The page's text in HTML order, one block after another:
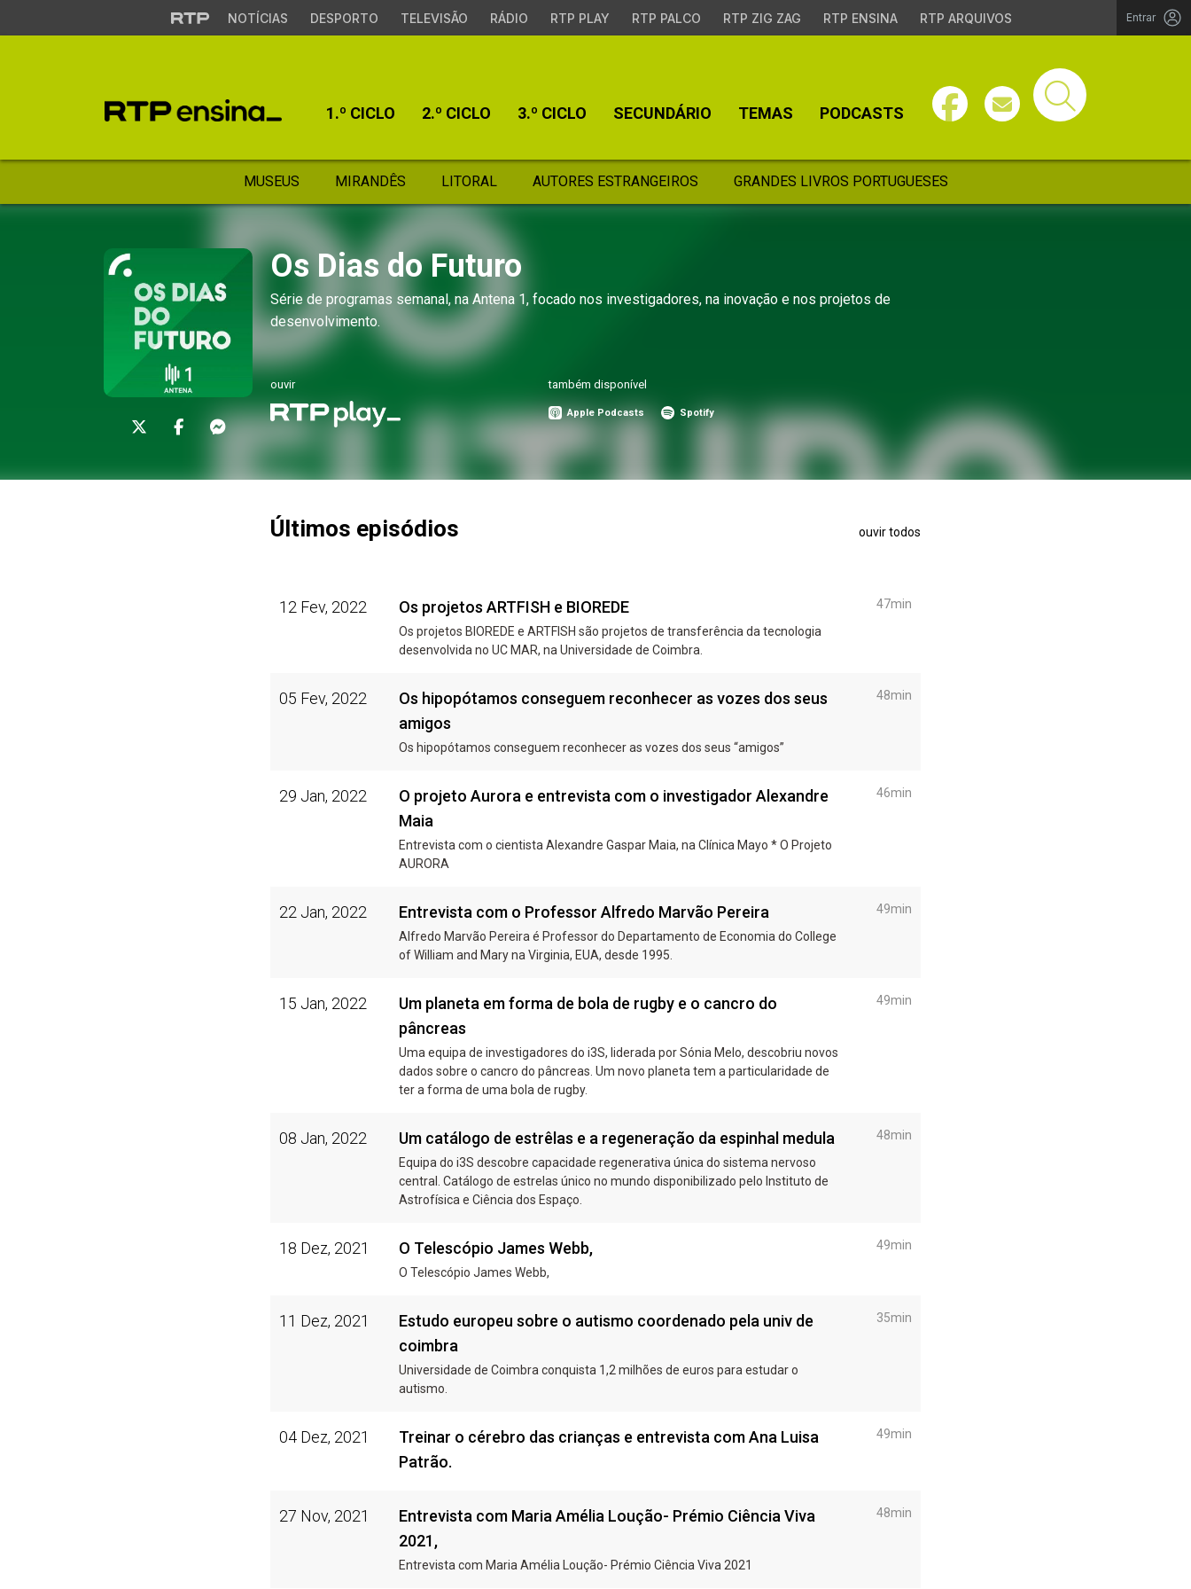
NOTÍCIAS DESPORTO TELEVISÃO RÁDIO RTP PLAY RTP PALCO RTP ZIG ZAG RTP ENSINA RTP ARQUIVOS Entrar
1.º CICLO 2.º CICLO 3.º CICLO SECUNDÁRIO TEMAS PODCASTS
MUSEUS MIRANDÊS LITORAL AUTORES ESTRANGEIROS GRANDES LIVROS PORTUGUESES
Os Dias do Futuro
Série de programas semanal, na Antena 1, focado nos investigadores, na inovação e nos projetos de
desenvolvimento.
ouvir também disponível
Apple Podcasts Spotify
Últimos episódios ouvir todos
12 Fev, 2022 Os projetos ARTFISH e BIOREDE
Os projetos BIOREDE e ARTFISH são projetos de transferência da tecnologia
desenvolvida no UC MAR, na Universidade de Coimbra.
47min
05 Fev, 2022
Os hipopótamos conseguem reconhecer as vozes dos seus
amigos
Os hipopótamos conseguem reconhecer as vozes dos seus “amigos”
48min
29 Jan, 2022
O projeto Aurora e entrevista com o investigador Alexandre
Maia
Entrevista com o cientista Alexandre Gaspar Maia, na Clínica Mayo * O Projeto
AURORA
46min
22 Jan, 2022 Entrevista com o Professor Alfredo Marvão Pereira
Alfredo Marvão Pereira é Professor do Departamento de Economia do College
of William and Mary na Virginia, EUA, desde 1995.
49min
15 Jan, 2022
Um planeta em forma de bola de rugby e o cancro do
pâncreas
Uma equipa de investigadores do i3S, liderada por Sónia Melo, descobriu novos
dados sobre o cancro do pâncreas. Um novo planeta tem a particularidade de
ter a forma de uma bola de rugby.
49min
08 Jan, 2022 Um catálogo de estrêlas e a regeneração da espinhal medula
Equipa do i3S descobre capacidade regenerativa única do sistema nervoso
central. Catálogo de estrelas único no mundo disponibilizado pelo Instituto de
Astrofísica e Ciência dos Espaço.
48min
18 Dez, 2021 O Telescópio James Webb,
O Telescópio James Webb,
49min
11 Dez, 2021
Estudo europeu sobre o autismo coordenado pela univ de
coimbra
Universidade de Coimbra conquista 1,2 milhões de euros para estudar o
autismo.
35min
04 Dez, 2021
Treinar o cérebro das crianças e entrevista com Ana Luisa
Patrão.
49min
27 Nov, 2021
Entrevista com Maria Amélia Loução- Prémio Ciência Viva
2021,
Entrevista com Maria Amélia Loução- Prémio Ciência Viva 2021
48min